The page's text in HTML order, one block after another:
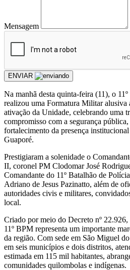
Mensagem
ENVIAR
Na manhã desta quinta-feira (11), o
realizou uma Formatura Militar alusiva
ativação da Unidade, celebrando uma
compromisso com a segurança
fortalecimento da presença
Guaporé.
Prestigiaram a solenidade o
II, coronel PM Clodomar José
Comandante do 11º Batalhão de
Adriano de Jesus Pazinatto, além de
autoridades civis e militares,
local.
Criado por meio do Decreto nº
11º BPM representa um importante
da região. Com sede em São Miguel
em seis municípios e dois distritos,
estimada em 115 mil habitantes,
comunidades quilombolas e indígenas.